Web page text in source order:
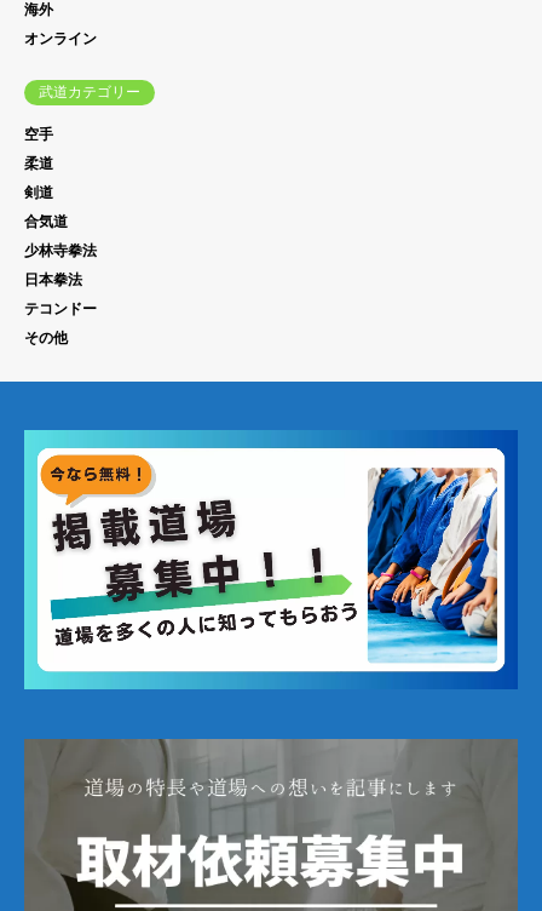
海外
オンライン
武道カテゴリー
空手
柔道
剣道
合気道
少林寺拳法
日本拳法
テコンドー
その他